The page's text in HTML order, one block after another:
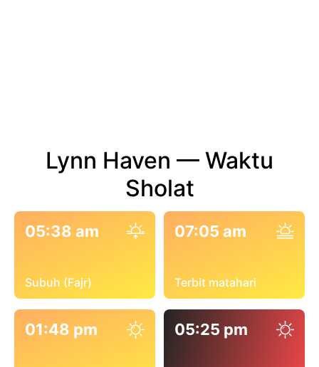
Lynn Haven — Waktu
Sholat
05:38 am
Subuh (Fajr)
07:05 am
Terbit matahari
01:48 pm 05:25 pm